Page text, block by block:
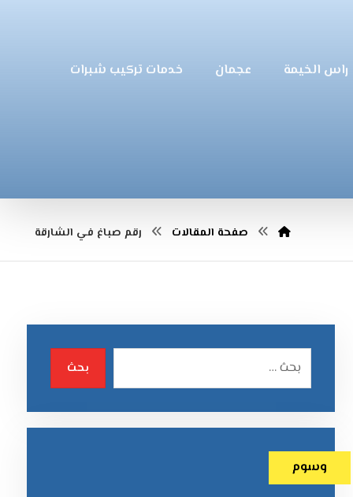
راس الخيمة عجمان خدمات تركيب شبرات
صفحة المقالات رقم صباغ في الشارقة
بحث
وسوم